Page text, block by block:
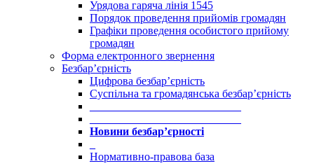
Урядова гаряча лінія 1545
Порядок проведення прийомів громадян
Графіки проведення особистого прийому
громадян
Форма електронного звернення
Безбар’єрність
Цифрова безбар’єрність
Суспільна та громадянська безбар’єрність
Новини безбар’єрності
Нормативно-правова база